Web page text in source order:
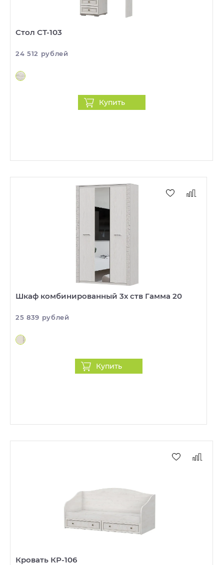
Стол СТ-103
24 512 рублей
Купить
Шкаф комбинированный 3х ств Гамма 20
25 839 рублей
Купить
Кровать КР-106